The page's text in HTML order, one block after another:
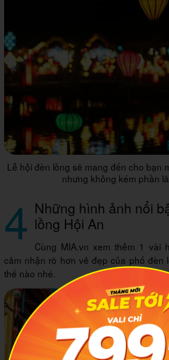
Lễ hội đèn lồng sẽ mang đến cho bạn
nhưng không kém phần
4 Những hình ảnh nổi
lồng Hội An
Cùng MIA.vn xem thêm 1 vài
cảm nhận rõ hơn vẻ đẹp của phố đèn
thế nào nhé.